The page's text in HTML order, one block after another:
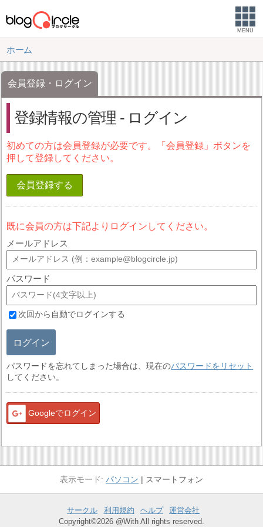
MENU
ホーム
会員登録・ログイン
登録情報の管理 - ログイン
初めての方は会員登録が必要です。「会員登録」ボタンを
押して登録してください。
会員登録する
既に会員の方は下記よりログインしてください。
メールアドレス
パスワード
次回から自動でログインする
ログイン
パスワードを忘れてしまった場合は、現在のパスワードをリセット
してください。
Googleでログイン
パソコン スマートフォン
サークル 利用規約 ヘルプ
運営会社
Copyright©2026 @With All rights reserved.